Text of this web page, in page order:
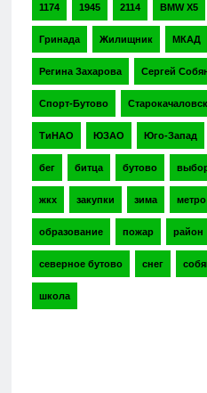
1174 1945 2114 BMW X5
Гринада Жилищник МКАД
Регина Захарова Сергей
Спорт-Бутово
ТиНАО ЮЗАО Юго-Запад
бег битца бутово
жкх закупки зима метро
образование пожар район
северное бутово снег
школа